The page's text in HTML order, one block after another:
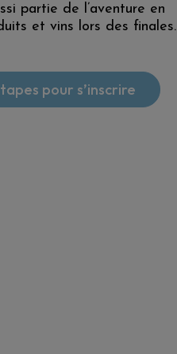
partie de l’aventure en
et vins lors des finales.
pour s’inscrire